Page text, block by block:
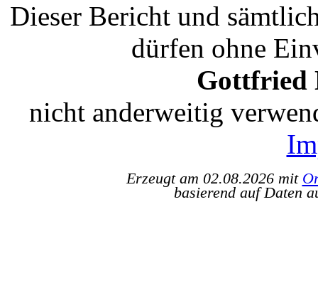
Dieser Bericht und
dürfen ohne
Gottfried
nicht anderweitig
Erzeugt am 02.08.2026 mit
basierend auf Daten